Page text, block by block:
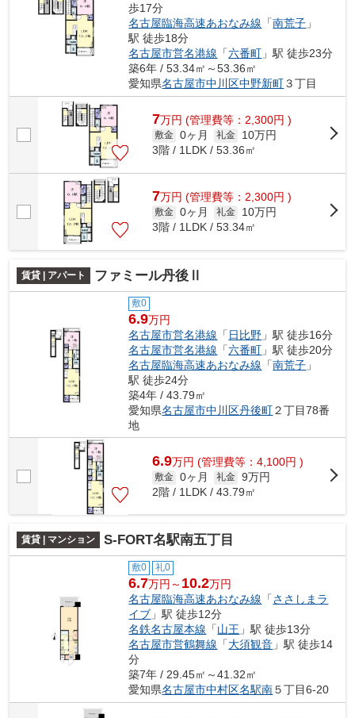
歩17分
名古屋臨海高速あおなみ線 「南荒子 」
駅 徒歩18分
名古屋市営名港線 「六番町 」駅 徒歩23分
築6年 / 53.34㎡～53.36㎡
愛知県名古屋市中川区中野新町３丁目
7万円 (管理費等：2,300円 )
敷金 0ヶ月 礼金
10万円
3階 / 1LDK / 53.36㎡
7万円 (管理費等：2,300円 )
敷金 0ヶ月 礼金
10万円
3階 / 1LDK / 53.34㎡
賃貸 | アパート ファミール丹後Ⅱ
敷0
6.9万円
名古屋市営名港線 「日比野 」駅 徒歩16分
名古屋市営名港線 「六番町 」駅 徒歩20分
名古屋臨海高速あおなみ線 「南荒子 」
駅 徒歩24分
築4年 / 43.79㎡
愛知県名古屋市中川区丹後町２丁目78番
地
6.9万円 (管理費等：4,100円 )
敷金 0ヶ月 礼金 9万円
2階 / 1LDK / 43.79㎡
賃貸 | マンション S-FORT名駅南五丁目
敷0 礼0
6.7万円～ 10.2万円
名古屋臨海高速あおなみ線 「ささしまラ
イブ 」駅 徒歩12分
名鉄名古屋本線 「山王 」駅 徒歩13分
名古屋市営鶴舞線 「大須観音 」駅 徒歩14
分
築7年 / 29.45㎡～41.32㎡
愛知県名古屋市中村区名駅南５丁目6-20